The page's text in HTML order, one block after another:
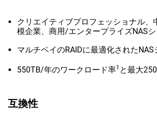
クリエイティブプロフェッショナル、
模企業、商用/エンタープライズNAS
マルチベイのRAIDに最適化された
550TB/年のワークロード率1 と最大
互換性